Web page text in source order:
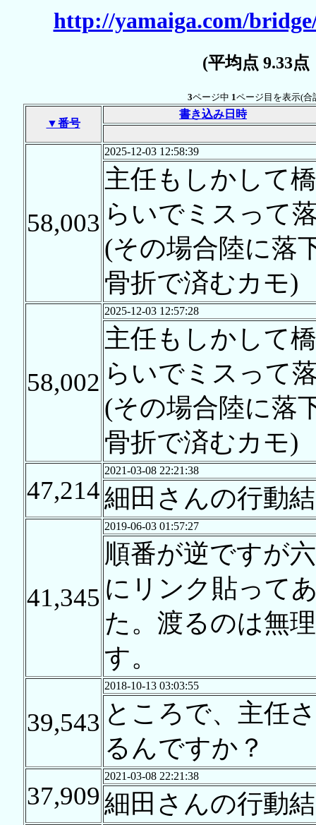
http://yamaiga.com/
(平均点 9.33
3ページ中 1ページ目を表示(合
▼番号
書き込み日時
58,003
2025-12-03 12:58:39
主任もしかして
らいでミスって
(その場合陸に落
骨折で済むカモ)
58,002
2025-12-03 12:57:28
主任もしかして
らいでミスって
(その場合陸に落
骨折で済むカモ)
47,214
2021-03-08 22:21:38
細田さんの行動
41,345
2019-06-03 01:57:27
順番が逆ですが
にリンク貼って
た。渡るのは無
す。
39,543
2018-10-13 03:03:55
ところで、主任
るんですか？
37,909
2021-03-08 22:21:38
細田さんの行動